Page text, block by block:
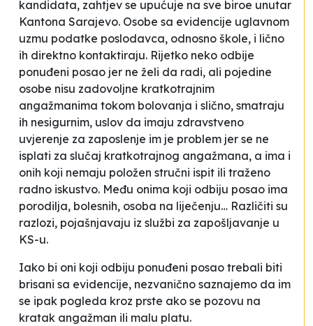
kandidata, zahtjev se upućuje na sve biroe unutar
Kantona Sarajevo. Osobe sa evidencije uglavnom
uzmu podatke poslodavca, odnosno škole, i lično
ih direktno kontaktiraju. Rijetko neko odbije
ponuđeni posao jer ne želi da radi, ali pojedine
osobe nisu zadovoljne kratkotrajnim
angažmanima tokom bolovanja i slično, smatraju
ih nesigurnim, uslov da imaju zdravstveno
uvjerenje za zaposlenje im je problem jer se ne
isplati za slučaj kratkotrajnog angažmana, a ima i
onih koji nemaju položen stručni ispit ili traženo
radno iskustvo. Među onima koji odbiju posao ima
porodilja, bolesnih, osoba na liječenju… Različiti su
razlozi, pojašnjavaju iz službi za zapošljavanje u
KS-u.
Iako bi oni koji odbiju ponuđeni posao trebali biti
brisani sa evidencije, nezvanično saznajemo da im
se ipak pogleda kroz prste ako se pozovu na
kratak angažman ili malu platu.